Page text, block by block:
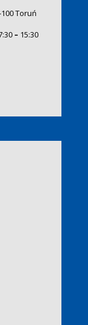
Toruń
– 15:30